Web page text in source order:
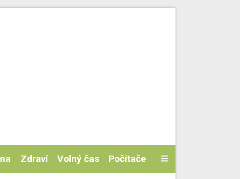
Zdraví Volný čas Počítače